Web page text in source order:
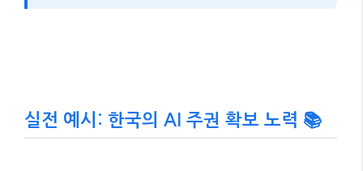
실전 예시: 한국의 AI 주권 확보 노력 📚